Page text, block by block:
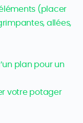
(placer
allées,
plan pour un
votre potager